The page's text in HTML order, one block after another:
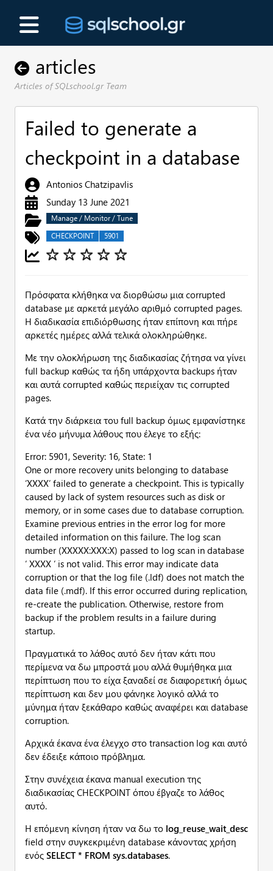
articles
Articles of SQLschool.gr Team
Failed to generate a
checkpoint in a database
Antonios Chatzipavlis
Sunday 13 June 2021
Manage / Monitor / Tune
CHECKPOINT
5901
Πρόσφατα κλήθηκα να διορθώσω μια corrupted
database με αρκετά μεγάλο αριθμό corrupted pages.
Η διαδικασία επιδιόρθωσης ήταν επίπονη και πήρε
αρκετές ημέρες αλλά τελικά ολοκληρώθηκε.
Με την ολοκλήρωση της διαδικασίας ζήτησα να γίνει
full backup καθώς τα ήδη υπάρχοντα backups ήταν
και αυτά corrupted καθώς περιείχαν τις corrupted
pages.
Κατά την διάρκεια του full backup όμως εμφανίστηκε
ένα νέο μήνυμα λάθους που έλεγε το εξής:
Error: 5901, Severity: 16, State: 1
One or more recovery units belonging to database
‘ΧΧΧΧ’ failed to generate a checkpoint. This is typically
caused by lack of system resources such as disk or
memory, or in some cases due to database corruption.
Examine previous entries in the error log for more
detailed information on this failure. The log scan
number (ΧΧΧΧΧ:ΧΧΧ:Χ) passed to log scan in database
‘ ΧΧΧΧ ‘ is not valid. This error may indicate data
corruption or that the log file (.ldf) does not match the
data file (.mdf). If this error occurred during replication,
re-create the publication. Otherwise, restore from
backup if the problem results in a failure during
startup.
Πραγματικά το λάθος αυτό δεν ήταν κάτι που
περίμενα να δω μπροστά μου αλλά θυμήθηκα μια
περίπτωση που το είχα ξαναδεί σε διαφορετική όμως
περίπτωση και δεν μου φάνηκε λογικό αλλά το
μύνημα ήταν ξεκάθαρο καθώς αναφέρει και database
corruption.
Αρχικά έκανα ένα έλεγχο στο transaction log και αυτό
δεν έδειξε κάποιο πρόβλημα.
Στην συνέχεια έκανα manual execution της
διαδικασίας CHECKPOINT όπου έβγαζε το λάθος
αυτό.
Η επόμενη κίνηση ήταν να δω το log_reuse_wait_desc
field στην συγκεκριμένη database κάνοντας χρήση
ενός SELECT * FROM sys.databases.